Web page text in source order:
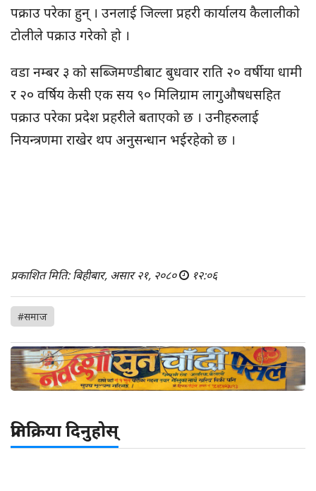
पक्राउ परेका हुन् । उनलाई जिल्ला प्रहरी कार्यालय कैलालीको
टोलीले पक्राउ गरेको हो ।
वडा नम्बर ३ को सब्जिमण्डीबाट बुधवार राति २० वर्षीया धामी
र २० वर्षिय केसी एक सय ९० मिलिग्राम लागुऔषधसहित
पक्राउ परेका प्रदेश प्रहरीले बताएको छ । उनीहरुलाई
नियन्त्रणमा राखेर थप अनुसन्धान भईरहेको छ ।
प्रकाशित मिति: बिहीबार, असार २१, २०८० १२:०६
#समाज
प्रतिक्रिया दिनुहोस्